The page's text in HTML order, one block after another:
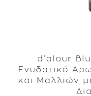
d’alour
Ενυδατικό
και Μαλλιών